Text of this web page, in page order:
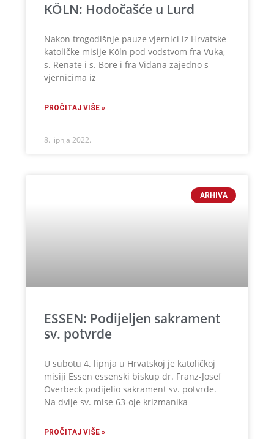
KÖLN: Hodočašće u Lurd
Nakon trogodišnje pauze vjernici iz Hrvatske
katoličke misije Köln pod vodstvom fra Vuka,
s. Renate i s. Bore i fra Vidana zajedno s
vjernicima iz
PROČITAJ VIŠE »
8. lipnja 2022.
ARHIVA
ESSEN: Podijeljen sakrament
sv. potvrde
U subotu 4. lipnja u Hrvatskoj je katoličkoj
misiji Essen essenski biskup dr. Franz-Josef
Overbeck podijelio sakrament sv. potvrde.
Na dvije sv. mise 63-oje krizmanika
PROČITAJ VIŠE »